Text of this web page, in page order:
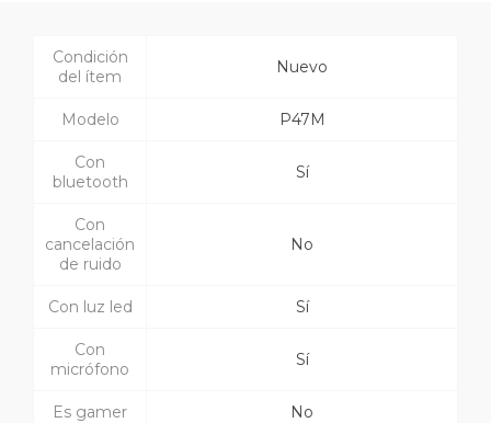
Condición
del ítem
Nuevo
Modelo P47M
Con
bluetooth
Sí
Con
cancelación
de ruido
No
Con luz led Sí
Con
micrófono
Sí
Es gamer No